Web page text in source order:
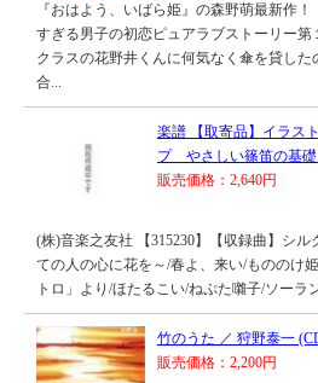
『おはよう、いばら姫』の森野萌最新作
すぎる男子の初恋ピュアラブストーリー
クラスの花野井くんに何気なく傘を貸した
合...
楽譜 【取寄品】イラス
プ やさしい篠笛の基礎
販売価格：2,640円
(株)音楽之友社 【315230】【収録曲】シ
ての人の心に花を～/春よ、来い/もののけ
トロ」より/ほたるこい/ねぷた囃子/ソーラ
竹のうた ／ 狩野泰一
販売価格：2,200円